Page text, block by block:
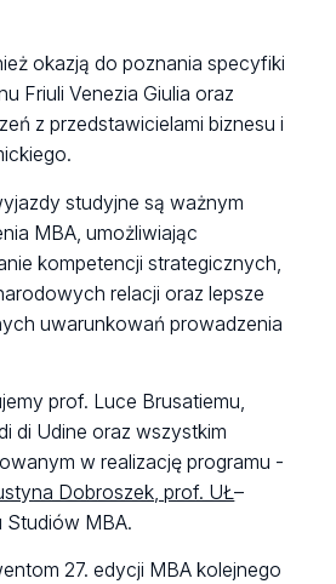
okazją do poznania specyfiki
Friuli Venezia Giulia oraz
z przedstawicielami biznesu i
studyjne są ważnym
MBA, umożliwiając
kompetencji strategicznych,
relacji oraz lepsze
uwarunkowań prowadzenia
prof. Luce Brusatiemu,
di Udine oraz wszystkim
w realizację programu -
Dobroszek, prof. UŁ–
Studiów MBA.
27. edycji MBA kolejnego